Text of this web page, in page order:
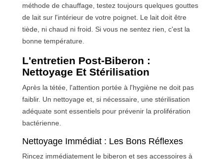
méthode de chauffage, testez toujours quelques gouttes
de lait sur l'intérieur de votre poignet. Le lait doit être
tiède, ni chaud ni froid. Si vous ne sentez rien, c'est la
bonne température.
L'entretien Post-Biberon :
Nettoyage Et Stérilisation
Après la tétée, l'attention portée à l'hygiène ne doit pas
faiblir. Un nettoyage et, si nécessaire, une stérilisation
adéquate sont essentiels pour prévenir la prolifération
bactérienne.
Nettoyage Immédiat : Les Bons Réflexes
Rincez immédiatement le biberon et ses accessoires à